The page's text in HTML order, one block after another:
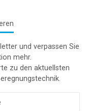
und verpassen Sie
mehr.
zu den aktuellsten